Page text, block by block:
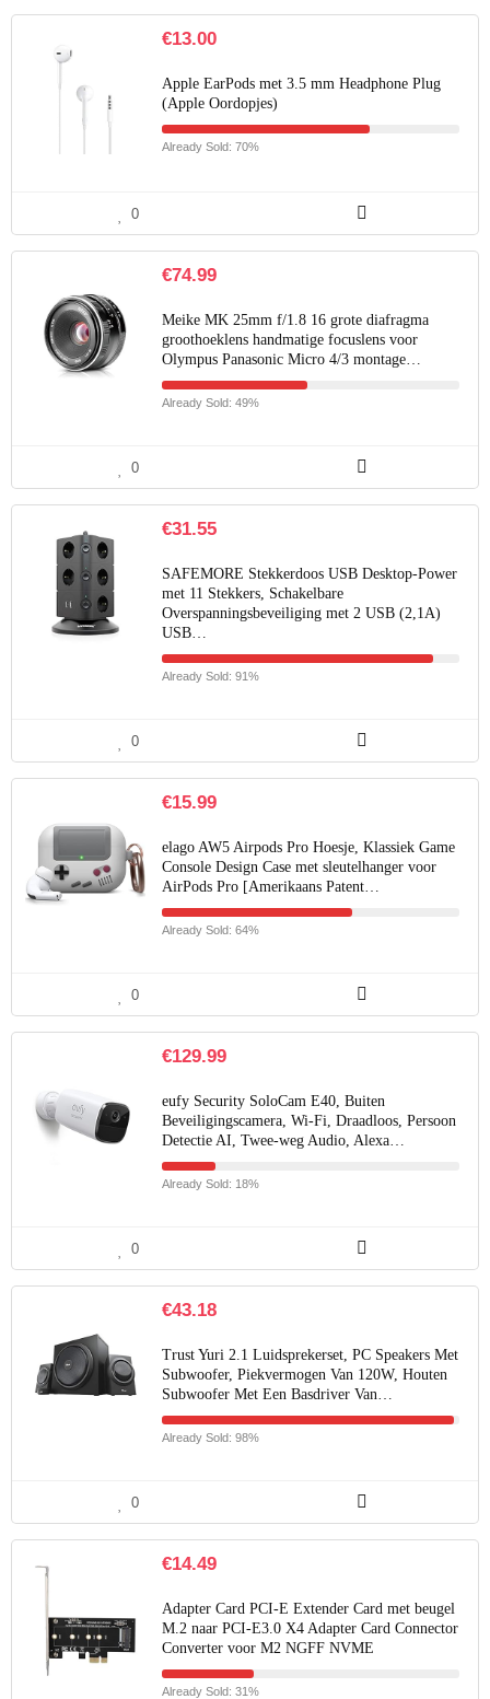
€13.00
Apple EarPods met 3.5 mm Headphone Plug
(Apple Oordopjes)
Already Sold: 70%
0
€74.99
Meike MK 25mm f/1.8 16 grote diafragma
groothoeklens handmatige focuslens voor
Olympus Panasonic Micro 4/3 montage…
Already Sold: 49%
0
€31.55
SAFEMORE Stekkerdoos USB Desktop-Power
met 11 Stekkers, Schakelbare
Overspanningsbeveiliging met 2 USB (2,1A)
USB…
Already Sold: 91%
0
€15.99
elago AW5 Airpods Pro Hoesje, Klassiek Game
Console Design Case met sleutelhanger voor
AirPods Pro [Amerikaans Patent…
Already Sold: 64%
0
€129.99
eufy Security SoloCam E40, Buiten
Beveiligingscamera, Wi-Fi, Draadloos, Persoon
Detectie AI, Twee-weg Audio, Alexa…
Already Sold: 18%
0
€43.18
Trust Yuri 2.1 Luidsprekerset, PC Speakers Met
Subwoofer, Piekvermogen Van 120W, Houten
Subwoofer Met Een Basdriver Van…
Already Sold: 98%
0
€14.49
Adapter Card PCI-E Extender Card met beugel
M.2 naar PCI-E3.0 X4 Adapter Card Connector
Converter voor M2 NGFF NVME
Already Sold: 31%